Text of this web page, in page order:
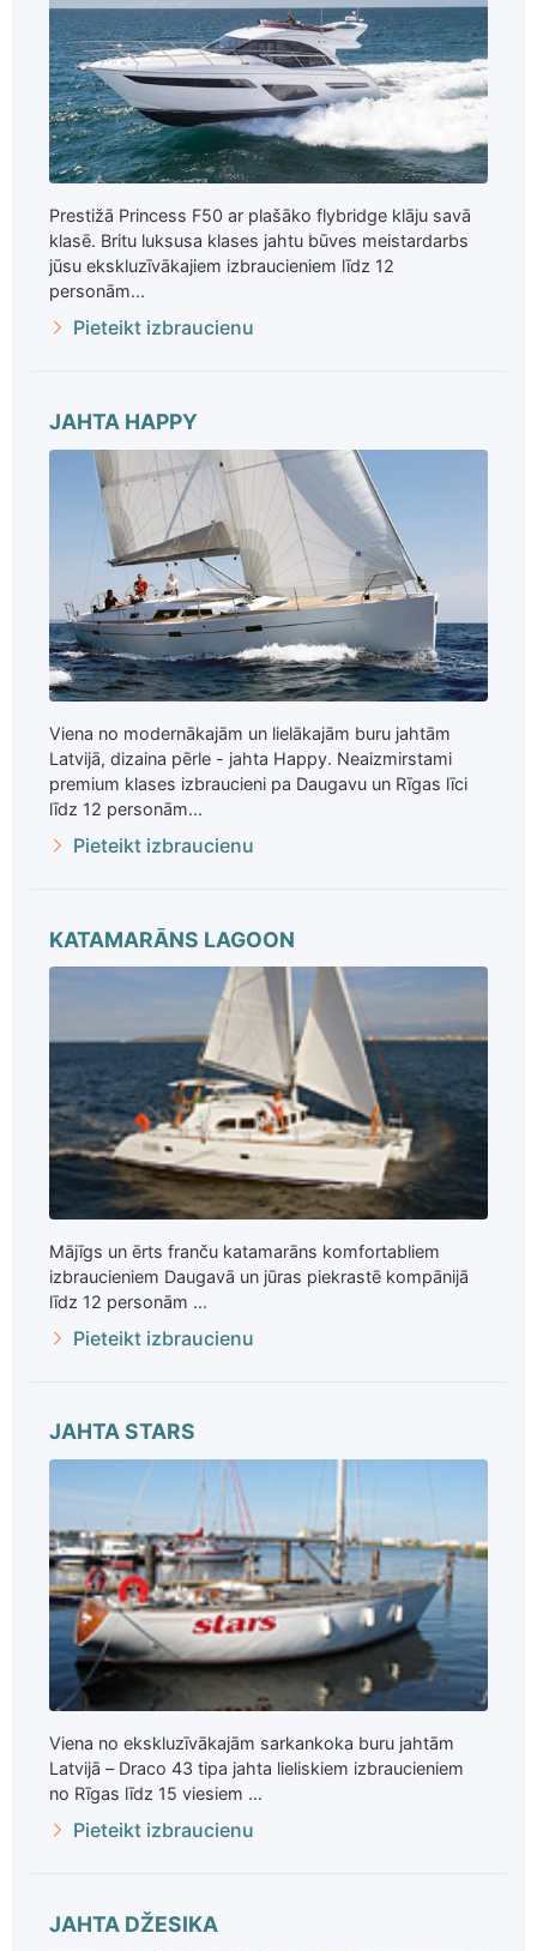
Prestižā Princess F50 ar plašāko flybridge klāju savā
klasē. Britu luksusa klases jahtu būves meistardarbs
jūsu ekskluzīvākajiem izbraucieniem līdz 12
personām...
Pieteikt izbraucienu
JAHTA HAPPY
Viena no modernākajām un lielākajām buru jahtām
Latvijā, dizaina pērle - jahta Happy. Neaizmirstami
premium klases izbraucieni pa Daugavu un Rīgas līci
līdz 12 personām...
Pieteikt izbraucienu
KATAMARĀNS LAGOON
Mājīgs un ērts franču katamarāns komfortabliem
izbraucieniem Daugavā un jūras piekrastē kompānijā
līdz 12 personām ...
Pieteikt izbraucienu
JAHTA STARS
Viena no ekskluzīvākajām sarkankoka buru jahtām
Latvijā – Draco 43 tipa jahta lieliskiem izbraucieniem
no Rīgas līdz 15 viesiem ...
Pieteikt izbraucienu
JAHTA DŽESIKA